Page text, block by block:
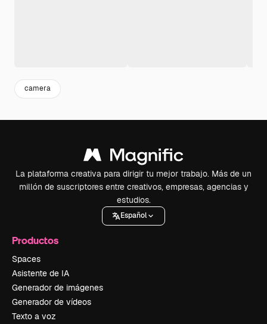
camera
La plataforma creativa para dirigir tu mejor trabajo. Más de un
millón de suscriptores entre creativos, empresas, agencias y
estudios.
Español
Productos
Spaces
Asistente de IA
Generador de imágenes
Generador de vídeos
Texto a voz